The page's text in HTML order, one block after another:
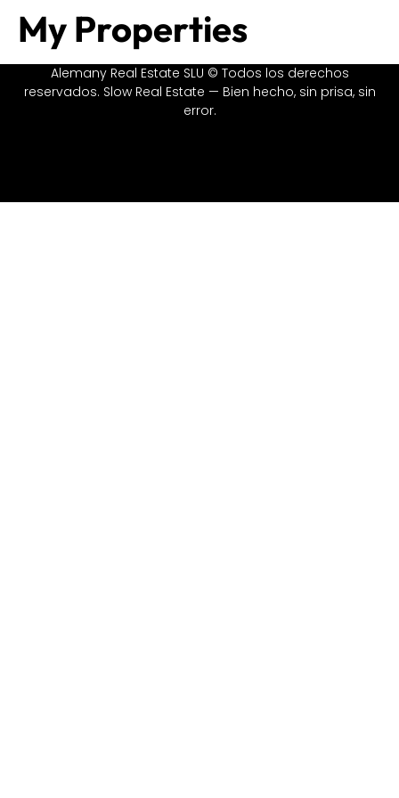
My Properties
Alemany Real Estate SLU © Todos los derechos
reservados. Slow Real Estate — Bien hecho, sin prisa, sin
error.